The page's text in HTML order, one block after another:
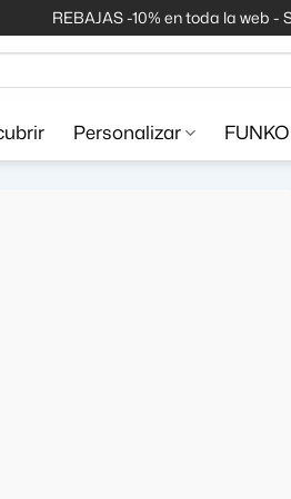
REBAJAS -10% en toda la web -
Personalizar FUNKO